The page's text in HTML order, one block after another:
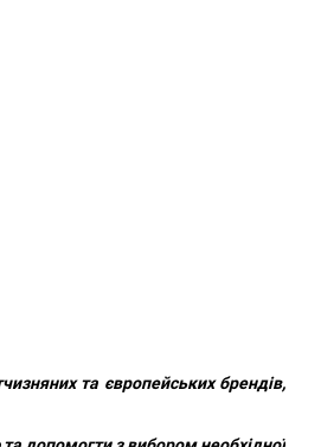
та європейських брендів,